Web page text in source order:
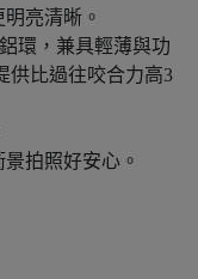
亮清晰。
環，兼具輕薄與功
供比過往咬合力高3
拍照好安心。